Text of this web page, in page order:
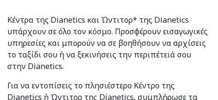
Κέντρα της Dianetics και Ώντιτορ* της Dianetics
υπάρχουν σε όλο τον κόσμο. Προσφέρουν εισαγωγικές
υπηρεσίες και μπορούν να σε βοηθήσουν να αρχίσεις
το ταξίδι σου ή να ξεκινήσεις την περιπέτειά σου
στην Dianetics.
Για να εντοπίσεις το πλησιέστερο Κέντρο της
Dianetics ή Ώντιτορ της Dianetics, συμπλήρωσε τα